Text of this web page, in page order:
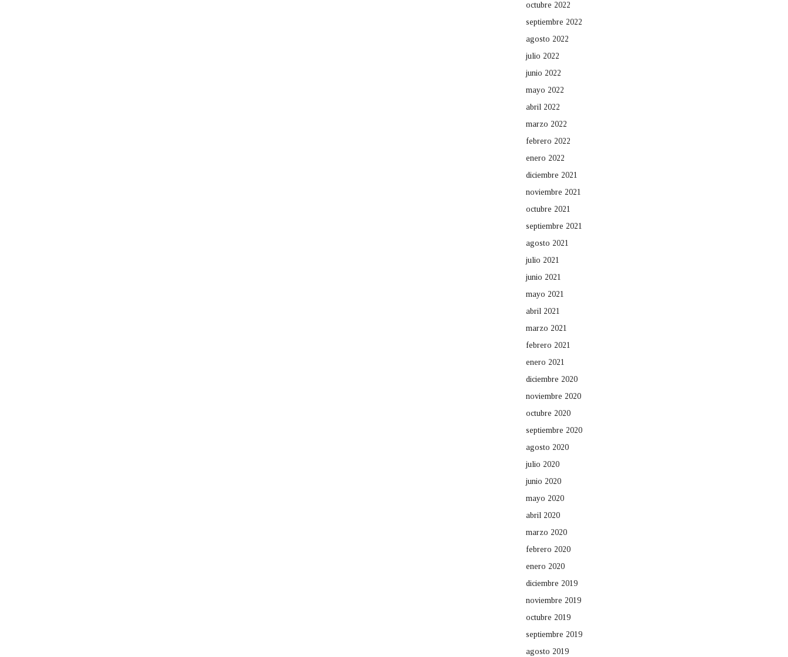
octubre 2022
septiembre 2022
agosto 2022
julio 2022
junio 2022
mayo 2022
abril 2022
marzo 2022
febrero 2022
enero 2022
diciembre 2021
noviembre 2021
octubre 2021
septiembre 2021
agosto 2021
julio 2021
junio 2021
mayo 2021
abril 2021
marzo 2021
febrero 2021
enero 2021
diciembre 2020
noviembre 2020
octubre 2020
septiembre 2020
agosto 2020
julio 2020
junio 2020
mayo 2020
abril 2020
marzo 2020
febrero 2020
enero 2020
diciembre 2019
noviembre 2019
octubre 2019
septiembre 2019
agosto 2019